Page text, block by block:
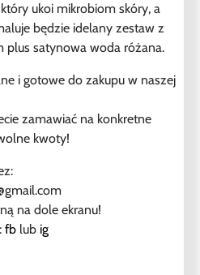
ukoi mikrobiom skóry, a
będzie idelany zestaw z
plus satynowa woda różana.
i gotowe do zakupu w naszej
zamawiać na konkretne
kwoty!
na dole ekranu!
fb lub ig